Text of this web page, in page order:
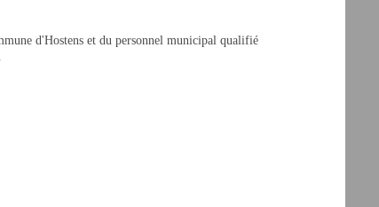
d'Hostens et du personnel municipal qualifié